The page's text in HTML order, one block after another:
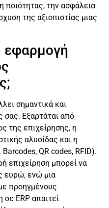
ποιότητας, την ασφάλεια
της αξιοπιστίας μιας
εφαρμογή
σημαντικά και
σας. Εξαρτάται από
της επιχείρησης, η
αλυσίδας και η
QR codes, RFID).
επιχείρηση μπορεί να
ευρώ, ενώ μια
προηγμένους
ERP απαιτεί